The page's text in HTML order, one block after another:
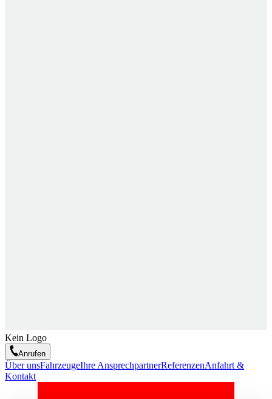
Kein Logo
Anrufen
Über unsFahrzeugeIhre AnsprechpartnerReferenzenAnfahrt &
Kontakt